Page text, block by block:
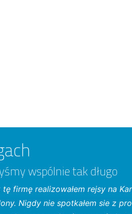
wspólnie tak długo
firmę realizowałem rejsy na
Nigdy nie spotkałem sie z